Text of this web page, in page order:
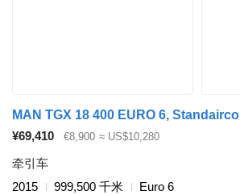
MAN TGX 18 400 EURO 6, Standairco
¥69,410
€8,900 ≈ US$10,280
牵引车
2015
999,500 千米
Euro 6